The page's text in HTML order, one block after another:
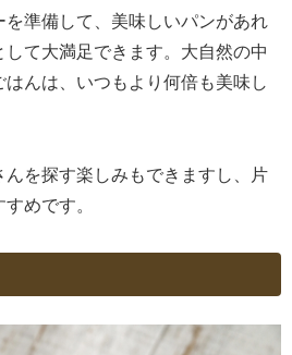
準備して、美味しいパンがあれ
て大満足できます。大自然の中
んは、いつもより何倍も美味し
を探す楽しみもできますし、片
めです。